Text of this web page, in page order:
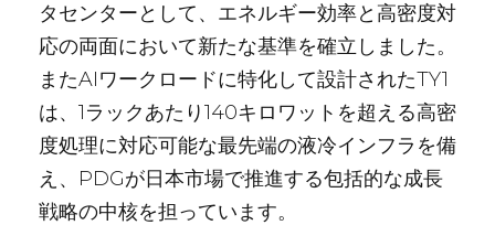
タセンターとして、エネルギー効率と高密度対
応の両面において新たな基準を確立しました。
またAIワークロードに特化して設計されたTY1
は、1ラックあたり140キロワットを超える高密
度処理に対応可能な最先端の液冷インフラを備
え、PDGが日本市場で推進する包括的な成長
戦略の中核を担っています。